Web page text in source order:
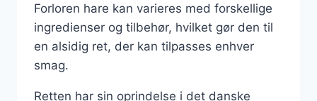
Forloren hare kan varieres med forskellige
ingredienser og tilbehør, hvilket gør den til
en alsidig ret, der kan tilpasses enhver
smag.
Retten har sin oprindelse i det danske